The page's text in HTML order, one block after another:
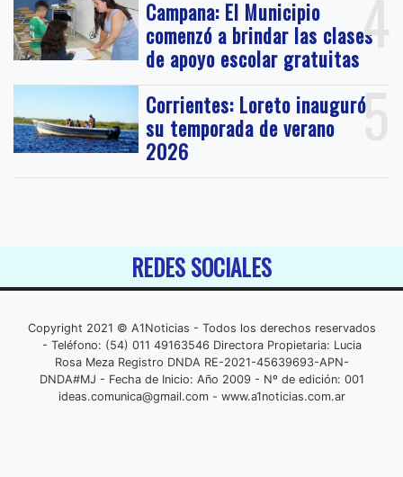
4
Campana: El Municipio
comenzó a brindar las clases
de apoyo escolar gratuitas
5
Corrientes: Loreto inauguró
su temporada de verano
2026
REDES SOCIALES
Copyright 2021 © A1Noticias - Todos los derechos reservados
- Teléfono: (54) 011 49163546 Directora Propietaria: Lucia
Rosa Meza Registro DNDA RE-2021-45639693-APN-
DNDA#MJ - Fecha de Inicio: Año 2009 - Nº de edición: 001
ideas.comunica@gmail.com- www.a1noticias.com.ar